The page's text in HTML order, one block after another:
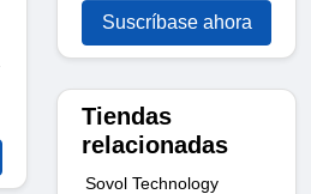
Suscríbase ahora
Tiendas
relacionadas
Sovol Technology